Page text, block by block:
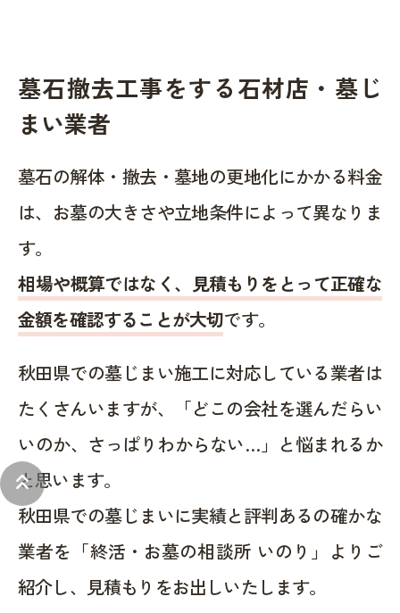
keyboard_double_arrow_up
墓石撤去工事をする石材店・墓じ
まい業者
墓石の解体・撤去・墓地の更地化にかかる料金
は、お墓の大きさや立地条件によって異なりま
す。
相場や概算ではなく、見積もりをとって正確な
金額を確認することが大切です。
秋田県での墓じまい施工に対応している業者は
たくさんいますが、「どこの会社を選んだらい
いのか、さっぱりわからない…」と悩まれるか
と思います。
秋田県での墓じまいに実績と評判あるの確かな
業者を「終活・お墓の相談所 いのり」よりご
紹介し、見積もりをお出しいたします。